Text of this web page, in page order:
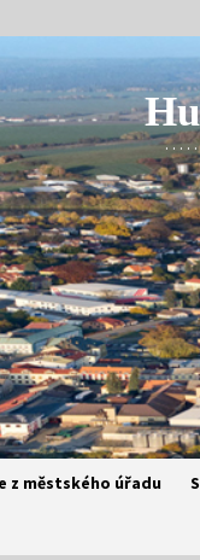
. . . .
z městského úřadu